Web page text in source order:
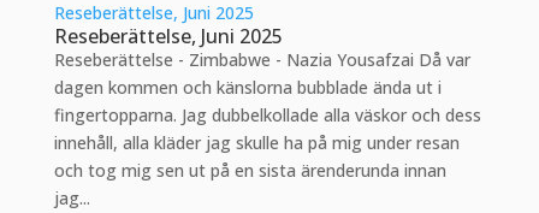
Reseberättelse, Juni 2025
Reseberättelse, Juni 2025
Reseberättelse - Zimbabwe - Nazia Yousafzai Då var
dagen kommen och känslorna bubblade ända ut i
fingertopparna. Jag dubbelkollade alla väskor och dess
innehåll, alla kläder jag skulle ha på mig under resan
och tog mig sen ut på en sista ärenderunda innan
jag...